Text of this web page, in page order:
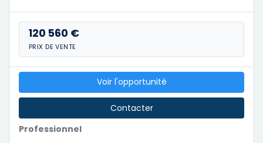
120 560 €
PRIX DE VENTE
Professionnel
Voir l'opportunité
Contacter